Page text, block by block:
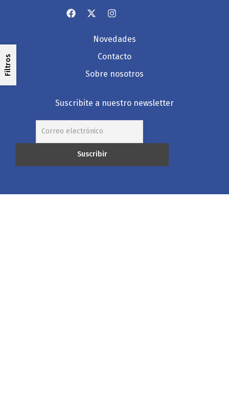
Filtros
Novedades
Contacto
Sobre nosotros
Suscribite a nuestro newsletter